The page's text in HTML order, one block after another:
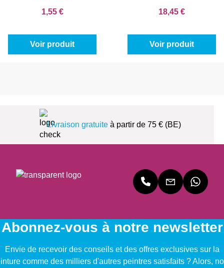
1,55 €
Voir produit
18,45 €
Voir produit
Livraison gratuiteà partir de 75 € (BE)
Abonnez-vous à notre newsletter
Envie de recevoir des conseils et des offres exclusives sur la
comme des milliers d'autres peintres satisfaits ? Alors,